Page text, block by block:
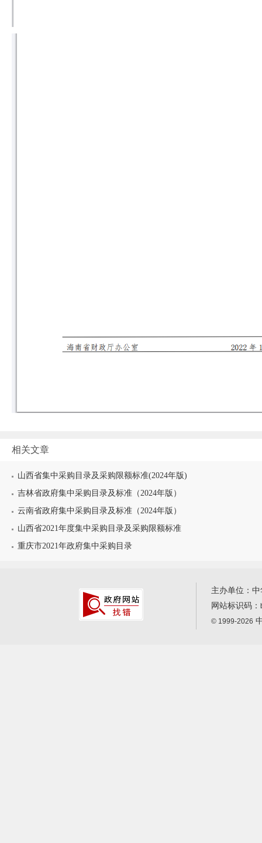
相关文章
山西省集中采购目录及采购限额标准(2024年版)
吉林省政府集中采购目录及标准（2024年版）
云南省政府集中采购目录及标准（2024年版）
山西省2021年度集中采购目录及采购限额标准
重庆市2021年政府集中采购目录
主办单位：
网站标识码：
© 1999-2026